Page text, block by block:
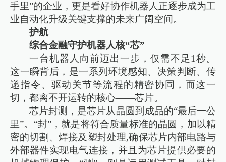
手里”的企业，更是看好协作机器人正逐步成为工
业自动化升级关键支撑的未来广阔空间。
护航
综合金融守护机器人核“芯”
一台机器人向前迈出一步，仅需不足1秒。
这一瞬背后，是一系列环境感知、决策判断、传
递指令、驱动关节等流程的精密协同，而这一
切，都离不开运转的核心——芯片。
芯片封测，是芯片从晶圆到成品的“最后一公
里”。“封”，就是将符合质量标准的晶圆，加以精
密的切割、焊接及塑封处理,确保芯片内部电路与
外部器件实现电气连接，并且为芯片提供必要的